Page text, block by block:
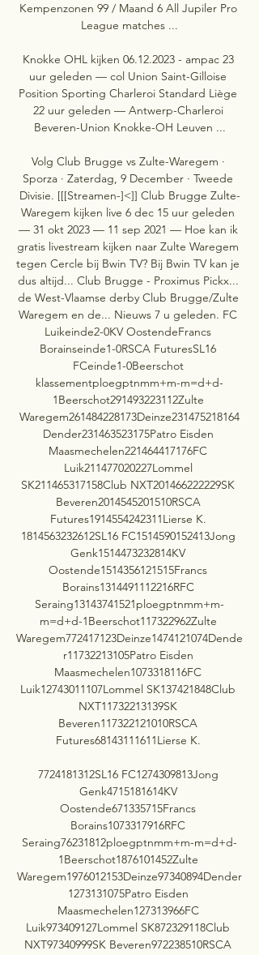
Kempenzonen 99 / Maand 6 All Jupiler Pro
League matches ...
Knokke OHL kijken 06.12.2023 - ampac 23
uur geleden — col Union Saint-Gilloise
Position Sporting Charleroi Standard Liège
22 uur geleden — Antwerp-Charleroi
Beveren-Union Knokke-OH Leuven ...
Volg Club Brugge vs Zulte-Waregem ·
Sporza · Zaterdag, 9 December · Tweede
Divisie. [[[Streamen-]<]] Club Brugge Zulte-
Waregem kijken live 6 dec 15 uur geleden
— 31 okt 2023 — 11 sep 2021 — Hoe kan ik
gratis livestream kijken naar Zulte Waregem
tegen Cercle bij Bwin TV? Bij Bwin TV kan je
dus altijd... Club Brugge - Proximus Pickx...
de West-Vlaamse derby Club Brugge/Zulte
Waregem en de... Nieuws 7 u geleden. FC
Luikeinde2-0KV OostendeFrancs
Borainseinde1-0RSCA FuturesSL16
FCeinde1-0Beerschot
klassementploegptnmm+m-m=d+d-
1Beerschot291493223112Zulte
Waregem261484228173Deinze231475218164
Dender231463523175Patro Eisden
Maasmechelen221464417176FC
Luik211477020227Lommel
SK211465317158Club NXT201466222229SK
Beveren2014545201510RSCA
Futures1914554242311Lierse K.
1814563232612SL16 FC1514590152413Jong
Genk1514473232814KV
Oostende1514356121515Francs
Borains1314491112216RFC
Seraing13143741521ploegptnmm+m-
m=d+d-1Beerschot117322962Zulte
Waregem772417123Deinze1474121074Dende
r11732213105Patro Eisden
Maasmechelen1073318116FC
Luik12743011107Lommel SK137421848Club
NXT11732213139SK
Beveren117322121010RSCA
Futures68143111611Lierse K.
7724181312SL16 FC1274309813Jong
Genk4715181614KV
Oostende671335715Francs
Borains1073317916RFC
Seraing76231812ploegptnmm+m-m=d+d-
1Beerschot1876101452Zulte
Waregem1976012153Deinze97340894Dender
1273131075Patro Eisden
Maasmechelen127313966FC
Luik973409127Lommel SK872329118Club
NXT97340999SK Beveren972238510RSCA